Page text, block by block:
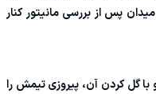
پس از بررسی مانیتور کنار
با گل کردن آن، پیروزی تیمش را